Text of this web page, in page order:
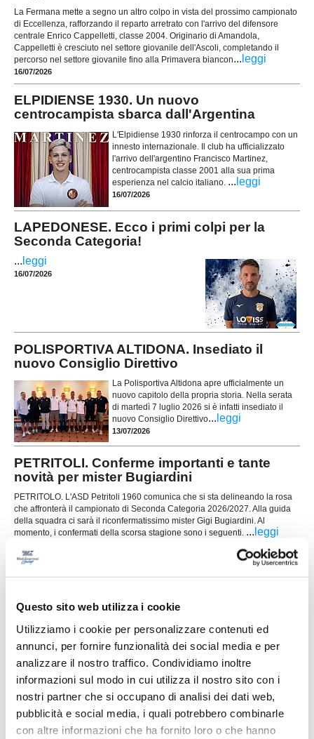
Questo sito web utilizza i cookie
Utilizziamo i cookie per personalizzare contenuti ed
annunci, per fornire funzionalità dei social media e per
analizzare il nostro traffico. Condividiamo inoltre
informazioni sul modo in cui utilizza il nostro sito con i
nostri partner che si occupano di analisi dei dati web,
pubblicità e social media, i quali potrebbero combinarle
con altre informazioni che ha fornito loro o che hanno
La Fermana mette a segno un altro colpo in vista del prossimo campionato
di Eccellenza, rafforzando il reparto arretrato con l'arrivo del difensore
centrale Enrico Cappelletti, classe 2004. Originario di Amandola,
Cappelletti è cresciuto nel settore giovanile dell'Ascoli, completando il
percorso nel settore giovanile fino alla Primavera biancon... leggi
16/07/2026
ELPIDIENSE 1930. Un nuovo
centrocampista sbarca dall'Argentina
L'Elpidiense 1930 rinforza il centrocampo con un
innesto internazionale. Il club ha ufficializzato
l'arrivo dell'argentino Francisco Martinez,
centrocampista classe 2001 alla sua prima
esperienza nel calcio italiano. ... leggi
16/07/2026
LAPEDONESE. Ecco i primi colpi per la
Seconda Categoria!
... leggi
16/07/2026
POLISPORTIVA ALTIDONA. Insediato il
nuovo Consiglio Direttivo
La Polisportiva Altidona apre ufficialmente un
nuovo capitolo della propria storia. Nella serata
di martedì 7 luglio 2026 si è infatti insediato il
nuovo Consiglio Direttivo... leggi
13/07/2026
PETRITOLI. Conferme importanti e tante
novità per mister Bugiardini
PETRITOLO. L'ASD Petritoli 1960 comunica che si sta delineando la rosa
che affronterà il campionato di Seconda Categoria 2026/2027. Alla guida
della squadra ci sarà il riconfermatissimo mister Gigi Bugiardini. Al
momento, i confermati della scorsa stagione sono i seguenti. ... leggi
ELPIDIENSE 1930 scatenata: ecco anche
L'Elpidiense 1930 mette a segno un acquisto di
dell'attaccante Carlo Mongiello, classe 1992,
autentico lusso per la categoria. Cresciuto nel
10/07/2026
ATLETICO MU 84. Il colpo in attacco è Marco
Marcelli
MONTE URANO. Si accende il mercato in entrata